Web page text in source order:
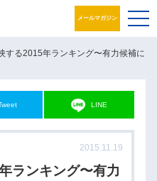
メールマガジン
する2015年ランキング〜有力候補に
LINE
2015.11.19
ランキング〜有力